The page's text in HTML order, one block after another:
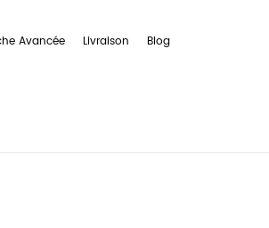
Avancée Livraison Blog